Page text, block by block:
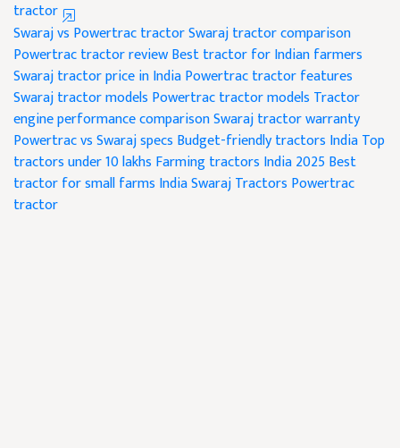
tractor
Swaraj vs Powertrac tractorSwaraj tractor comparison
Powertrac tractor reviewBest tractor for Indian farmers
Swaraj tractor price in IndiaPowertrac tractor features
Swaraj tractor models Powertrac tractor models Tractor
engine performance comparisonSwaraj tractor warranty
Powertrac vs Swaraj specs Budget-friendly tractors IndiaTop
tractors under 10 lakhs Farming tractors India 2025Best
tractor for small farms IndiaSwaraj Tractors Powertrac
tractor